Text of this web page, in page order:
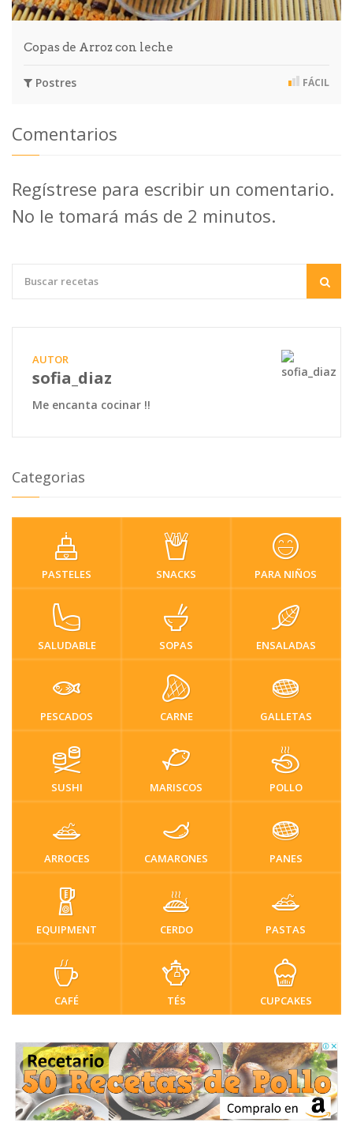
Copas de Arroz con leche
Postres FÁCIL
Comentarios
Regístrese para escribir un comentario.
No le tomará más de 2 minutos.
AUTOR
sofia_diaz
Me encanta cocinar !!
Categorias
PASTELES SNACKS PARA NIÑOS
SALUDABLE SOPAS ENSALADAS
PESCADOS CARNE GALLETAS
SUSHI MARISCOS POLLO
ARROCES CAMARONES PANES
EQUIPMENT CERDO PASTAS
CAFÉ TÉS CUPCAKES